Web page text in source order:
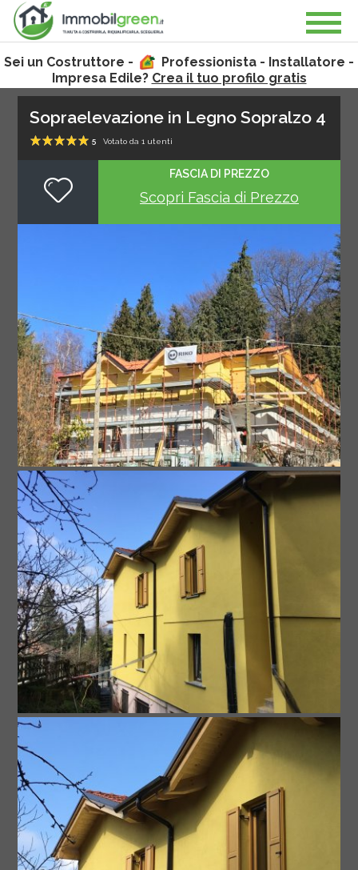
Sei un Costruttore -
Professionista - Installatore -
Impresa Edile? Crea il tuo profilo gratis
Sopraelevazione in Legno Sopralzo 4
5 Votato da 1 utenti
FASCIA DI PREZZO
Scopri Fascia di Prezzo